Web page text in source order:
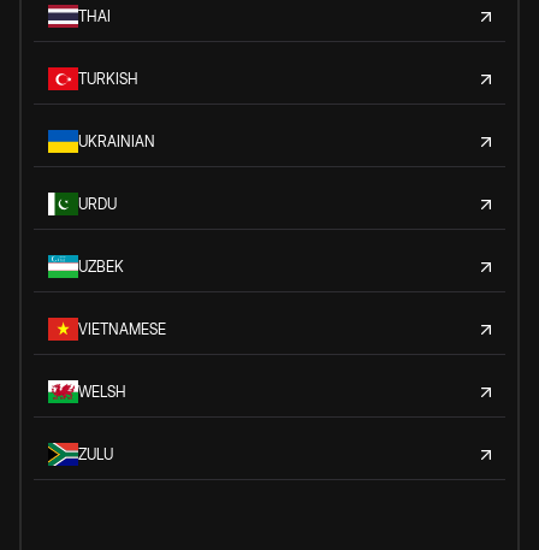
THAI
TURKISH
UKRAINIAN
URDU
UZBEK
VIETNAMESE
WELSH
ZULU